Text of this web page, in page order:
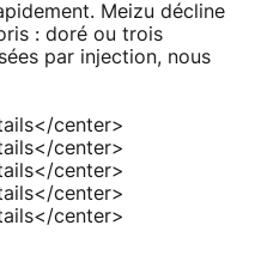
Meizu décline
: doré ou trois
par injection, nous